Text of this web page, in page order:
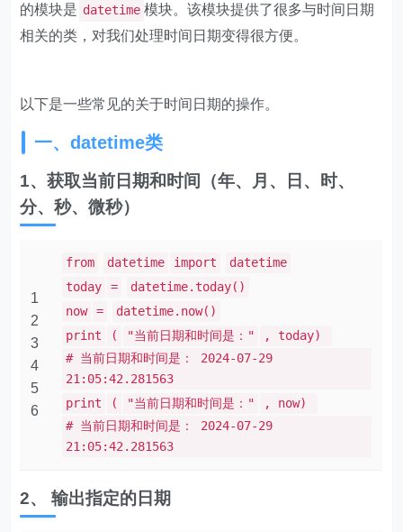
的模块是 datetime 模块。该模块提供了很多与时间日期
相关的类，对我们处理时间日期变得很方便。
以下是一些常见的关于时间日期的操作。
一、datetime类
1、获取当前日期和时间（年、月、日、时、
分、秒、微秒）
1
2
3
4
5
6
from datetime import
datetime
today
=
datetime.today()
now
=
datetime.now()
print
( "当前日期和时间是："
, today)
# 当前日期和时间是： 2024-07-29
21:05:42.281563
print
( "当前日期和时间是："
, now)
# 当前日期和时间是： 2024-07-29
21:05:42.281563
2、 输出指定的日期